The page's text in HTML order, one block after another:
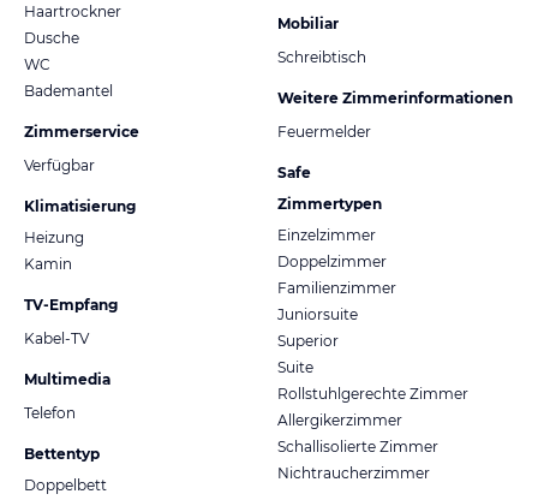
Haartrockner
Dusche
WC
Bademantel
Zimmerservice
Verfügbar
Klimatisierung
Heizung
Kamin
TV-Empfang
Kabel-TV
Multimedia
Telefon
Bettentyp
Doppelbett
Mobiliar
Schreibtisch
Weitere Zimmerinformationen
Feuermelder
Safe
Zimmertypen
Einzelzimmer
Doppelzimmer
Familienzimmer
Juniorsuite
Superior
Suite
Rollstuhlgerechte Zimmer
Allergikerzimmer
Schallisolierte Zimmer
Nichtraucherzimmer